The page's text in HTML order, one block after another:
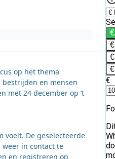
op het thema
bestrijden en mensen
met 24 december op ’t
voelt. De geselecteerde
in contact te
en registreren op